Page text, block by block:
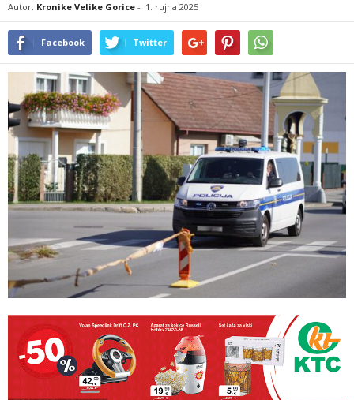
Autor: Kronike Velike Gorice - 1. rujna 2025
Facebook Twitter